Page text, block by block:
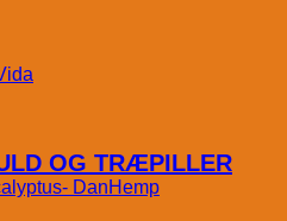
OG TRÆPILLER
DanHemp